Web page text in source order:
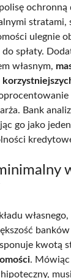
ochronną
stratami,
ulegnie
do spłaty.
własnym,
Bank
go jako
banków
kwotą
. Mówiąc